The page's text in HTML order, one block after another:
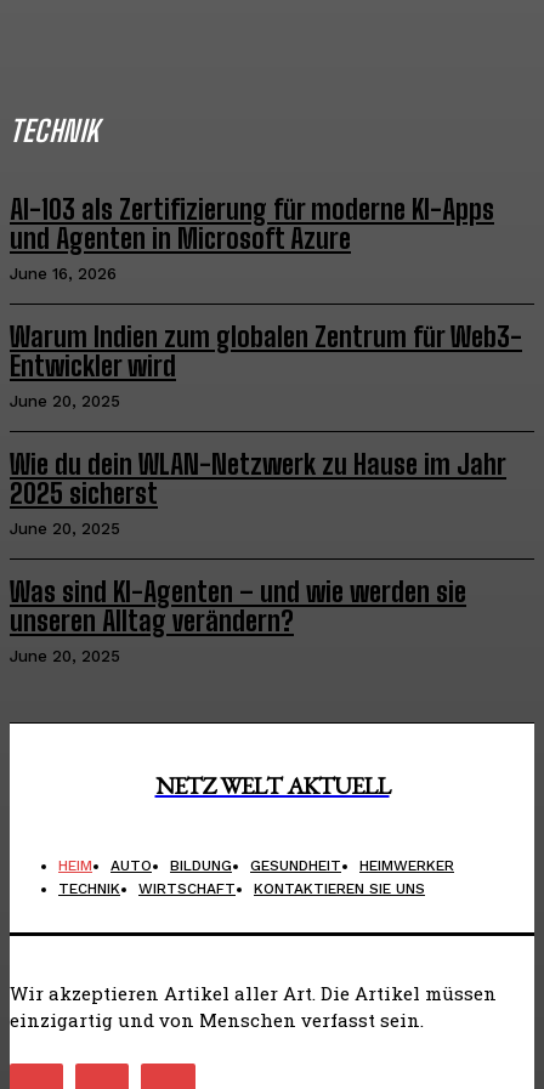
TECHNIK
AI-103 als Zertifizierung für moderne KI-Apps
und Agenten in Microsoft Azure
June 16, 2026
Warum Indien zum globalen Zentrum für Web3-
Entwickler wird
June 20, 2025
Wie du dein WLAN-Netzwerk zu Hause im Jahr
2025 sicherst
June 20, 2025
Was sind KI-Agenten – und wie werden sie
unseren Alltag verändern?
June 20, 2025
NETZ WELT AKTUELL
HEIM AUTO BILDUNG GESUNDHEIT
HEIMWERKER
TECHNIK
WIRTSCHAFT KONTAKTIEREN SIE UNS
Wir akzeptieren Artikel aller Art. Die Artikel müssen
einzigartig und von Menschen verfasst sein.